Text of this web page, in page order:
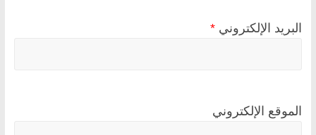
البريد الإلكتروني *
الموقع الإلكتروني